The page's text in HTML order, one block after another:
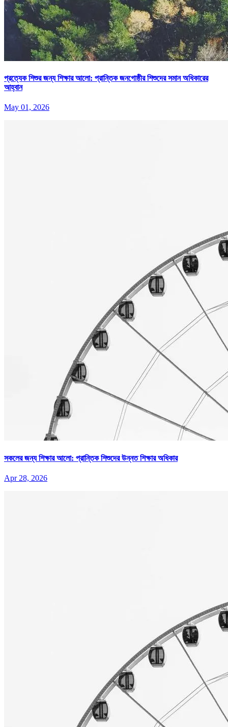
প্রত্যেক শিশুর জন্য শিক্ষার আলো: প্রান্তিক জনগোষ্ঠীর শিশুদের সমান অধিকারের
আহ্বান
May 01, 2026
সকলের জন্য শিক্ষার আলো: প্রান্তিক শিশুদের উন্নত শিক্ষার অধিকার
Apr 28, 2026